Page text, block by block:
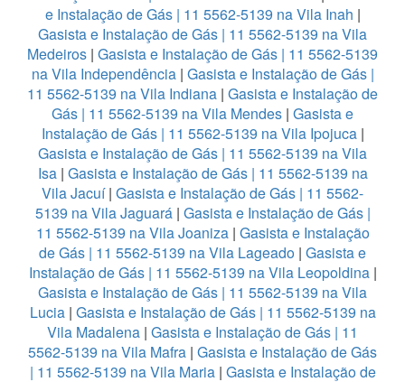
e Instalação de Gás | 11 5562-5139 na Vila Inah |
Gasista e Instalação de Gás | 11 5562-5139 na Vila
Medeiros | Gasista e Instalação de Gás | 11 5562-5139
na Vila Independência| Gasista e Instalação de Gás |
11 5562-5139 na Vila Indiana | Gasista e Instalação de
Gás | 11 5562-5139 na Vila Mendes | Gasista e
Instalação de Gás | 11 5562-5139 na Vila Ipojuca|
Gasista e Instalação de Gás | 11 5562-5139 na Vila
Isa| Gasista e Instalação de Gás | 11 5562-5139 na
Vila Jacuí| Gasista e Instalação de Gás | 11 5562-
5139 na Vila Jaguará| Gasista e Instalação de Gás |
11 5562-5139 na Vila Joaniza| Gasista e Instalação
de Gás | 11 5562-5139 na Vila Lageado | Gasista e
Instalação de Gás | 11 5562-5139 na Vila Leopoldina|
Gasista e Instalação de Gás | 11 5562-5139 na Vila
Lucia| Gasista e Instalação de Gás | 11 5562-5139 na
Vila Madalena | Gasista e Instalação de Gás | 11
5562-5139 na Vila Mafra | Gasista e Instalação de Gás
| 11 5562-5139 na Vila Maria| Gasista e Instalação de